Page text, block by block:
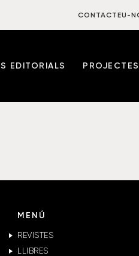
CONTACTEU-
EDITORIALS
MENÚ
REVISTES
LLIBRES